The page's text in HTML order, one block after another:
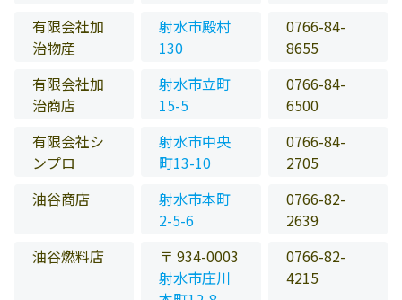
有限会社加
治物産
射水市殿村
130
0766-84-
8655
有限会社加
治商店
射水市立町
15-5
0766-84-
6500
有限会社シ
ンプロ
射水市中央
町13-10
0766-84-
2705
油谷商店
射水市本町
2-5-6
0766-82-
2639
油谷燃料店
〒 934-0003
射水市庄川
0766-82-
4215